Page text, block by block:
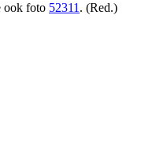
ook foto 52311 . (Red.)